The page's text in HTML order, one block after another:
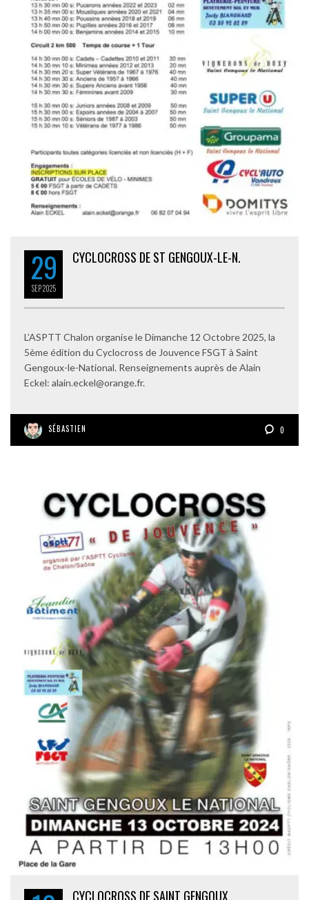
29
SEP2025
CYCLOCROSS DE ST GENGOUX-LE-N.
L’ASPTT Chalon organise le Dimanche 12 Octobre 2025, la
5ème édition du Cyclocross de Jouvence FSGT à Saint
Gengoux-le-National. Renseignements auprès de Alain
Eckel: alain.eckel@orange.fr.
SÉBASTIEN 0
CYCLOCROSS DE SAINT GENGOUX